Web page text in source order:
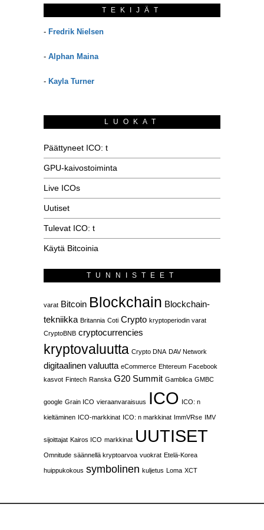
TEKIJÄT
- Fredrik Nielsen
- Alphan Maina
- Kayla Turner
LUOKAT
Päättyneet ICO: t
GPU-kaivostoiminta
Live ICOs
Uutiset
Tulevat ICO: t
Käytä Bitcoinia
TUNNISTEET
varat Bitcoin Blockchain Blockchain-
tekniikka Britannia Coti Crypto kryptoperiodin varat
CryptoBNB cryptocurrencies
kryptovaluutta Crypto DNA DAV Network
digitaalinen valuutta eCommerce Ehtereum Facebook
kasvot Fintech Ranska G20 Summit Gamblica GMBC
google Grain ICO vieraanvaraisuus ICO ICO: n
kieltäminen ICO-markkinat ICO: n markkinat ImmVRse IMV
sijoittajat Kairos ICO markkinat UUTISET
Omnitude säännellä kryptoarvoa vuokrat Etelä-Korea
huippukokous symbolinen kuljetus Loma XCT